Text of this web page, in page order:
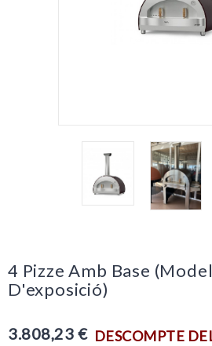
4 Pizze Amb Base
D'exposició)
3.808,23 € DESCOMPTE